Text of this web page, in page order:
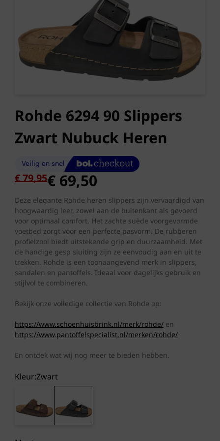
Rohde 6294 90 Slippers
Zwart Nubuck Heren
€79,95
Oorspronkelijke
was:
€ 79,95.
€ 69,50
Huidige
is:
€ 69,50.
Deze elegante Rohde heren slippers zijn vervaardigd van
hoogwaardig leer, zowel aan de buitenkant als gevoerd
voor optimaal comfort. Het zachte suède voorgevormde
voetbed zorgt voor een perfecte pasvorm. De rubberen
profielzool biedt uitstekende grip en duurzaamheid. Met
de handige gesp sluiting zijn ze eenvoudig aan en uit te
trekken. Rohde is een toonaangevend merk in slippers,
sandalen en pantoffels. Ideaal voor dagelijks gebruik en
stijlvol te combineren.
Bekijk onze volledige collectie van Rohde op:
https://www.schoenhuisbrink.nl/merk/rohde/ en
https://www.pantoffelspecialist.nl/merken/rohde/
En ontdek wat wij nog meer te bieden hebben.
Kleur: zwart